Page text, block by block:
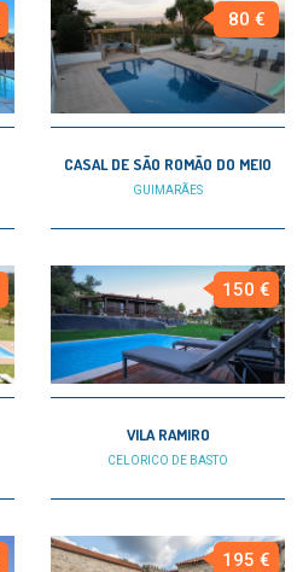
80 €
CASAL DE SÃO ROMÃO DO MEIO
GUIMARÃES
150 €
VILA RAMIRO
CELORICO DE BASTO
195 €